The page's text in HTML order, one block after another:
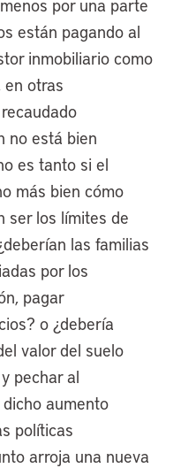
por una parte
están pagando al
inmobiliario como
en otras
no está bien
es tanto si el
más bien cómo
ser los límites de
las familias
por los
pagar
o ¿debería
valor del suelo
pechar al
aumento
políticas
arroja una nueva